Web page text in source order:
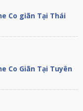
Co giãn Tại Thái
Co Giãn Tại Tuyên